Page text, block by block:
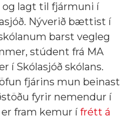
lagt til fjármuni í
Nýverið bættist í
barst vegleg
stúdent frá MA
í Skólasjóð skólans.
fjárins mun beinast
fyrir nemendur í
er fram kemur ífrétt á